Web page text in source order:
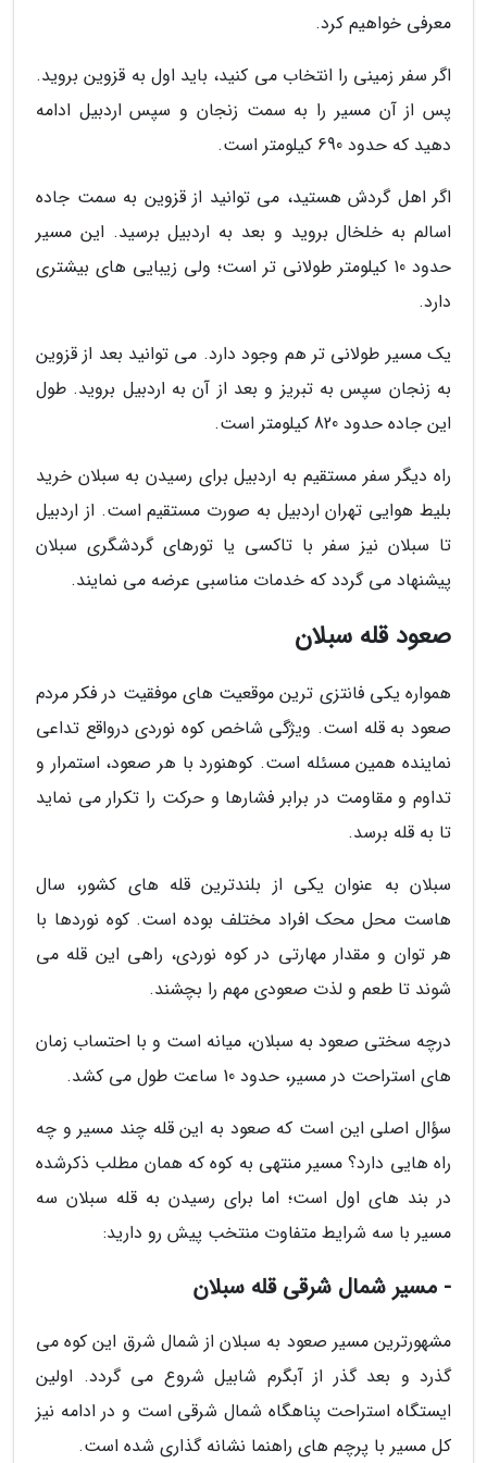
معرفی خواهیم کرد.
اگر سفر زمینی را انتخاب می کنید، باید اول به قزوین بروید.
پس از آن مسیر را به سمت زنجان و سپس اردبیل ادامه
دهید که حدود 690 کیلومتر است.
اگر اهل گردش هستید، می توانید از قزوین به سمت جاده
اسالم به خلخال بروید و بعد به اردبیل برسید. این مسیر
حدود 10 کیلومتر طولانی تر است؛ ولی زیبایی های بیشتری
دارد.
یک مسیر طولانی تر هم وجود دارد. می توانید بعد از قزوین
به زنجان سپس به تبریز و بعد از آن به اردبیل بروید. طول
این جاده حدود 820 کیلومتر است.
راه دیگر سفر مستقیم به اردبیل برای رسیدن به سبلان خرید
بلیط هوایی تهران اردبیل به صورت مستقیم است. از اردبیل
تا سبلان نیز سفر با تاکسی یا تورهای گردشگری سبلان
پیشنهاد می گردد که خدمات مناسبی عرضه می نمایند.
صعود قله سبلان
همواره یکی فانتزی ترین موقعیت های موفقیت در فکر مردم
صعود به قله است. ویژگی شاخص کوه نوردی درواقع تداعی
نماینده همین مسئله است. کوهنورد با هر صعود، استمرار و
تداوم و مقاومت در برابر فشارها و حرکت را تکرار می نماید
تا به قله برسد.
سبلان به عنوان یکی از بلندترین قله های کشور، سال
هاست محل محک افراد مختلف بوده است. کوه نوردها با
هر توان و مقدار مهارتی در کوه نوردی، راهی این قله می
شوند تا طعم و لذت صعودی مهم را بچشند.
درچه سختی صعود به سبلان، میانه است و با احتساب زمان
های استراحت در مسیر، حدود 10 ساعت طول می کشد.
سؤال اصلی این است که صعود به این قله چند مسیر و چه
راه هایی دارد؟ مسیر منتهی به کوه که همان مطلب ذکرشده
در بند های اول است؛ اما برای رسیدن به قله سبلان سه
مسیر با سه شرایط متفاوت منتخب پیش رو دارید:
- مسیر شمال شرقی قله سبلان
مشهورترین مسیر صعود به سبلان از شمال شرق این کوه می
گذرد و بعد گذر از آبگرم شابیل شروع می گردد. اولین
ایستگاه استراحت پناهگاه شمال شرقی است و در ادامه نیز
کل مسیر با پرچم های راهنما نشانه گذاری شده است.